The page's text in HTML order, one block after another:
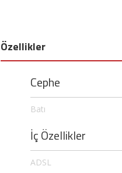
Özellikler
Cephe
Batı
İç Özellikler
ADSL